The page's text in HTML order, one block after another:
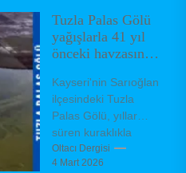
etti. ASOF...
Tuzla Palas Gölü
yağışlarla 41 yıl
önceki havzasına
Kayseri'nin Sarıoğlan
ilçesindeki Tuzla
Palas Gölü, yıllar
süren kuraklıkla
küçülerek geçen yıl
20 kilometrekareye
Oltacı Dergisi
4 Mart 2026